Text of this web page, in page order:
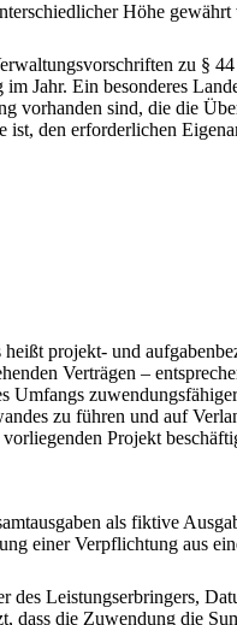
Höhe
zu §
Jahr. Ein besonderes
vorhanden sind, die die
den erforderlichen
projekt- und
Verträgen –
zu führen und auf
Projekt
als fiktive
einer Verpflichtung aus
Leistungserbringers,
die Zuwendung die